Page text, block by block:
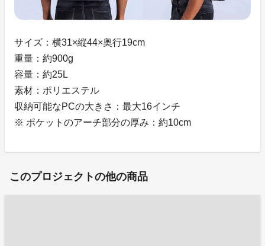
サイズ：横31×縦44×奥行19cm
重量：約900g
容量：約25L
素材：ポリエステル
収納可能なPCの大きさ：最大16インチ
※ ポケットのアーチ部分の厚み：約10cm
このプロジェクトの他の商品